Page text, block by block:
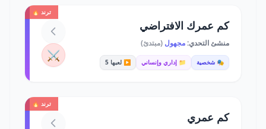
ترند 🔥
كم عمرك الافتراضي
منشئ التحدي:مجهول (مبتدئ)
🎭 شخصية 📁 إداري وإنساني ▶️ لعبها 5 ⚔️
ترند 🔥
كم عمري